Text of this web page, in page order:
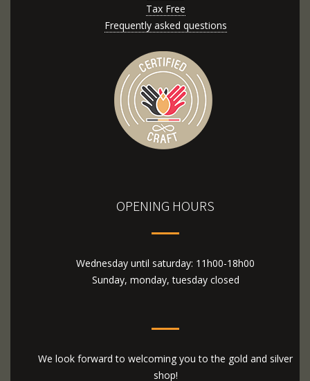
Tax Free
Frequently asked questions
OPENING HOURS
Wednesday until saturday: 11h00-18h00
Sunday, monday, tuesday closed
We look forward to welcoming you to the gold and silver
shop!